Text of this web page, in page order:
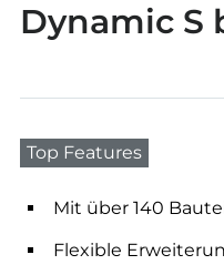
Dynamic S
Top Features
Mit über 140
Flexible